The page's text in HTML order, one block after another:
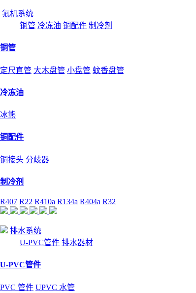
氟机系统
铜管 冷冻油 铜配件 制冷剂
铜管
定尺直管 大木盘管 小盘管 蚊香盘管
冷冻油
冰熊
铜配件
铜接头 分歧器
制冷剂
R407 R22 R410a R134a R404a R32
排水系统
U-PVC管件 排水器材
U-PVC管件
PVC 管件 UPVC 水管